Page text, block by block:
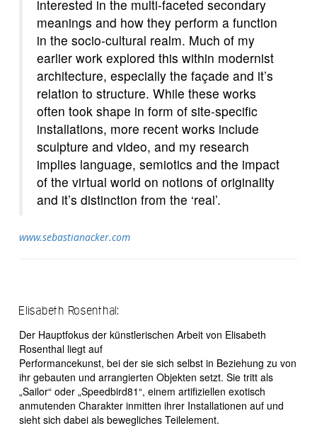
interested in the multi-faceted secondary
meanings and how they perform a function
in the socio-cultural realm. Much of my
earlier work explored this within modernist
architecture, especially the façade and it’s
relation to structure. While these works
often took shape in form of site-specific
installations, more recent works include
sculpture and video, and my research
implies language, semiotics and the impact
of the virtual world on notions of originality
and it’s distinction from the ‘real’.
www.sebastianacker.com
Elisabeth Rosenthal:
Der Hauptfokus der künstlerischen Arbeit von Elisabeth
Rosenthal liegt auf
Performancekunst, bei der sie sich selbst in Beziehung zu von
ihr gebauten und arrangierten Objekten setzt. Sie tritt als
„Sailor“ oder „Speedbird81“, einem artifiziellen exotisch
anmutenden Charakter inmitten ihrer Installationen auf und
sieht sich dabei als bewegliches Teilelement.